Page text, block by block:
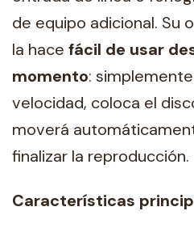
de equipo adicional. Su
la hace fácil de usar
momento:
velocidad, coloca el
moverá
finalizar la reproducción.
Características